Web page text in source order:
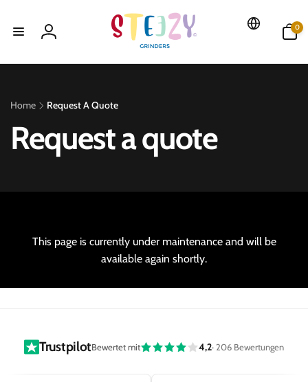
Log
0
0
items
Home Request A Quote
c
g
Request a quote
This page is currently under maintenance and will be
available again shortly.
TrustpilotBewertet mit 4,2· 206 Bewertungen